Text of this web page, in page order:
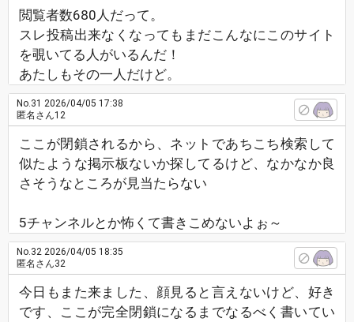
閲覧者数680人だって。
スレ投稿出来なくなってもまだこんなにこのサイト
を覗いてる人がいるんだ！
あたしもその一人だけど。
No.31 2026/04/05 17:38
匿名さん12
ここが閉鎖されるから、ネットであちこち検索して
似たような掲示板ないか探してるけど、なかなか良
さそうなところが見当たらない
5チャンネルとか怖くて書きこめないよぉ～
No.32 2026/04/05 18:35
匿名さん32
今日もまた来ました、顔見ると言えないけど、好き
です、ここが完全閉鎖になるまでなるべく書いてい